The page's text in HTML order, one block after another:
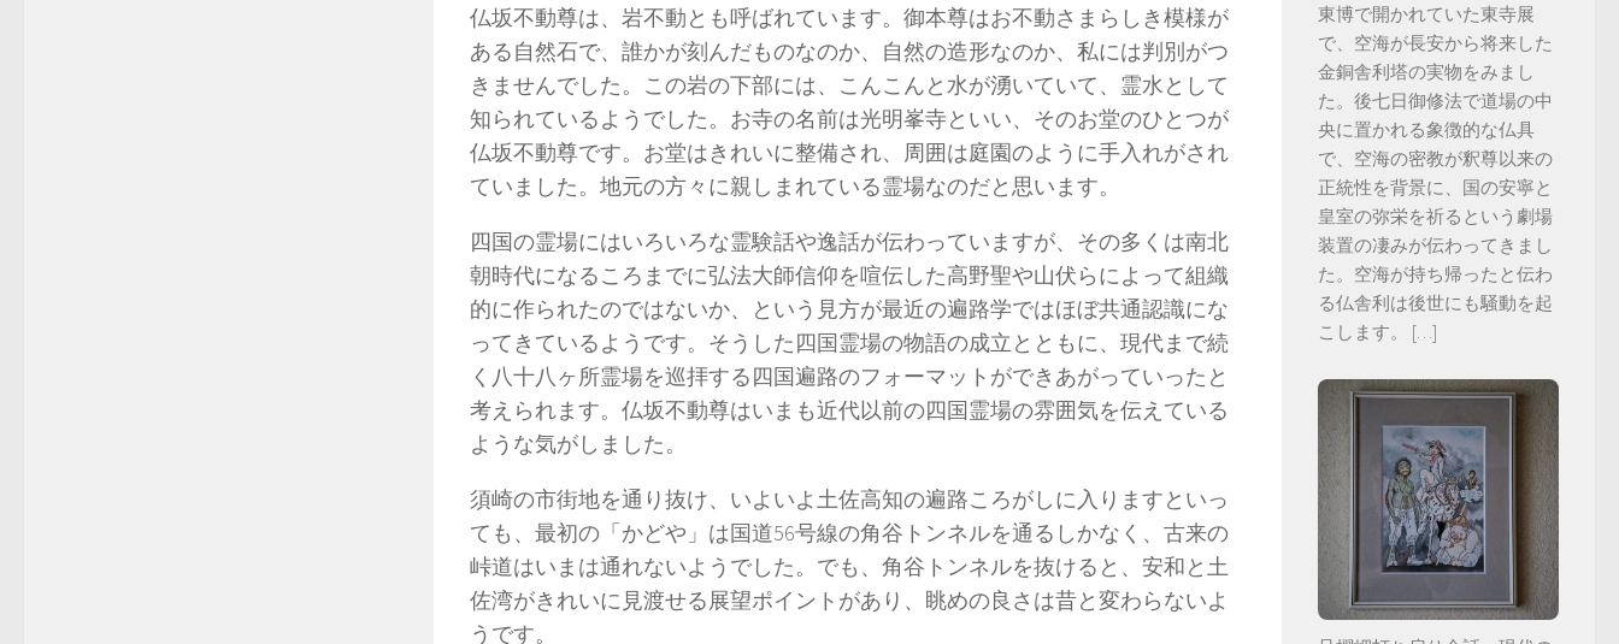
仏坂不動尊は、岩不動とも呼ばれています。御本尊はお不動さまらしき模様が
ある自然石で、誰かが刻んだものなのか、自然の造形なのか、私には判別がつ
きませんでした。この岩の下部には、こんこんと水が湧いていて、霊水として
知られているようでした。お寺の名前は光明峯寺といい、そのお堂のひとつが
仏坂不動尊です。お堂はきれいに整備され、周囲は庭園のように手入れがされ
ていました。地元の方々に親しまれている霊場なのだと思います。
四国の霊場にはいろいろな霊験話や逸話が伝わっていますが、その多くは南北
朝時代になるころまでに弘法大師信仰を喧伝した高野聖や山伏らによって組織
的に作られたのではないか、という見方が最近の遍路学ではほぼ共通認識にな
ってきているようです。そうした四国霊場の物語の成立とともに、現代まで続
く八十八ヶ所霊場を巡拝する四国遍路のフォーマットができあがっていったと
考えられます。仏坂不動尊はいまも近代以前の四国霊場の雰囲気を伝えている
ような気がしました。
須崎の市街地を通り抜け、いよいよ土佐高知の遍路ころがしに入りますといっ
ても、最初の「かどや」は国道56号線の角谷トンネルを通るしかなく、古来の
峠道はいまは通れないようでした。でも、角谷トンネルを抜けると、安和と土
佐湾がきれいに見渡せる展望ポイントがあり、眺めの良さは昔と変わらないよ
うです。
東博で開かれていた東寺展
で、空海が長安から将来した
金銅舎利塔の実物をみまし
た。後七日御修法で道場の中
央に置かれる象徴的な仏具
で、空海の密教が釈尊以来の
正統性を背景に、国の安寧と
皇室の弥栄を祈るという劇場
装置の凄みが伝わってきまし
た。空海が持ち帰ったと伝わ
る仏舎利は後世にも騒動を起
こします。
[…]